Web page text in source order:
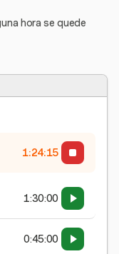
hora se quede
1:24:15
1:30:00
0:45:00